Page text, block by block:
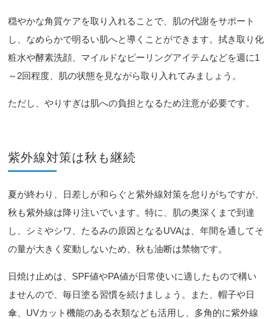
穏やかな角質ケアを取り入れることで、肌の代謝をサポート
し、なめらかで明るい肌へと導くことができます。拭き取り化
粧水や酵素洗顔、マイルドなピーリングアイテムなどを週に1
～2回程度、肌の状態を見ながら取り入れてみましょう。
ただし、やりすぎは肌への負担となるため注意が必要です。
紫外線対策は秋も継続
夏が終わり、日差しが和らぐと紫外線対策を怠りがちですが、
秋も紫外線は降り注いでいます。特に、肌の奥深くまで到達
し、シミやシワ、たるみの原因となるUVAは、年間を通してそ
の量が大きく変動しないため、秋も油断は禁物です。
日焼け止めは、SPF値やPA値が日常使いに適したもので構い
ませんので、毎日塗る習慣を続けましょう。また、帽子や日
傘、UVカット機能のある衣類なども活用し、多角的に紫外線